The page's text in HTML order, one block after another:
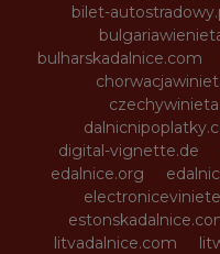
bilet-
bulharskadalnice.com
digital-vignette.de
edalnice.org
litvadalnice.com